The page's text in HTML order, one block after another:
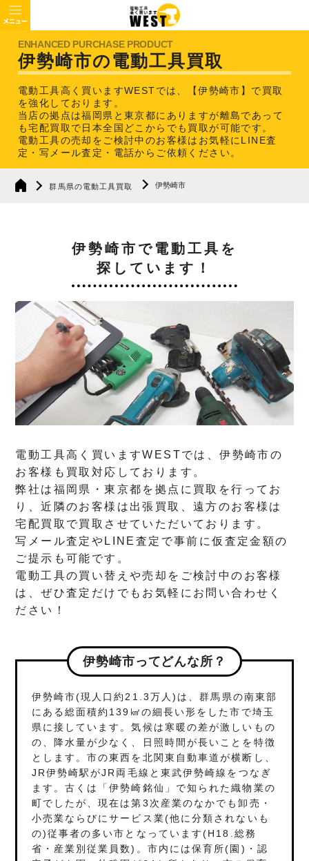
伊勢崎市の電動工具買取
電動工具高く買いますWESTでは、【伊勢崎市】で買取
を強化しております。
当店の拠点は福岡県と東京都にありますが離島であって
も宅配買取で日本全国どこからでも買取が可能です。
電動工具の売却をご検討中のお客様はお気軽にLINE査
定・写メール査定・電話からご依頼ください。
群馬県の電動工具買取 伊勢崎市
伊勢崎市で電動工具を
探しています！
電動工具高く買いますWESTでは、伊勢崎市の
お客様も買取対応しております。
弊社は福岡県・東京都を拠点に買取を行ってお
り、近隣のお客様は出張買取、遠方のお客様は
宅配買取で買取させていただいております。
写メール査定やLINE査定で事前に仮査定金額の
ご提示も可能です。
電動工具の買い替えや売却をご検討中のお客様
は、ぜひ査定だけでもお気軽にお問い合わせく
ださい！
伊勢崎市ってどんな所？
伊勢崎市(現人口約21.3万人)は、群馬県の南東部
にある総面積約139㎢の細長い形をした市で埼玉
県に接しています。気候は寒暖の差が激しいもの
の、降水量が少なく、日照時間が長いことを特徴
とします。市の東西を北関東自動車道が横断し、
JR伊勢崎駅がJR両毛線と東武伊勢崎線をつなぎ
ます。古くは「伊勢崎銘仙」で知られた織物業の
町でしたが、現在は第3次産業のなかでも卸売・
小売業ならびにサービス業(他に分類されないも
の)従事者の多い市となっています(H18.総務
省・産業別従業員数)。市内には保育所(園)・認